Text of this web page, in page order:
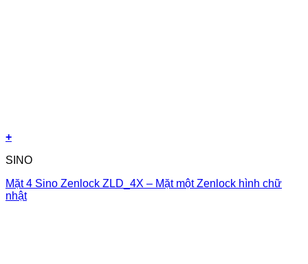
+
SINO
Mặt 4 Sino Zenlock ZLD_4X – Mặt một Zenlock hình chữ
nhật